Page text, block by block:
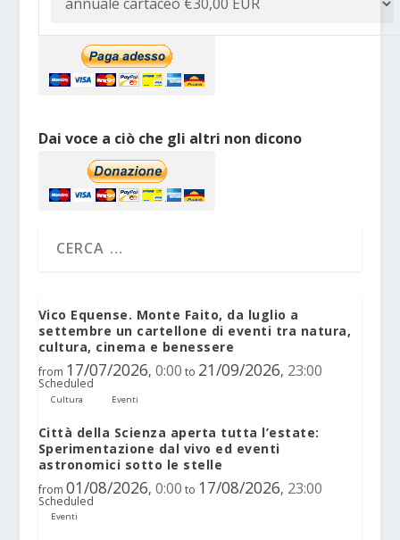
Dai voce a ciò che gli altri non dicono
Vico Equense. Monte Faito, da luglio a
settembre un cartellone di eventi tra natura,
cultura, cinema e benessere
from 17/07/2026, 0:00 to 21/09/2026, 23:00
Scheduled
Cultura Eventi
Città della Scienza aperta tutta l’estate:
Sperimentazione dal vivo ed eventi
astronomici sotto le stelle
from 01/08/2026, 0:00 to 17/08/2026, 23:00
Scheduled
Eventi